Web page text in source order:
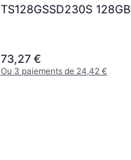
TS128GSSD230S 128GB
73,27 €
Ou 3 paiements de 24,42 €